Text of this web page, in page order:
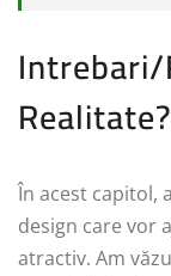
Realitate?
În acest capitol,
design care vor
atractiv. Am